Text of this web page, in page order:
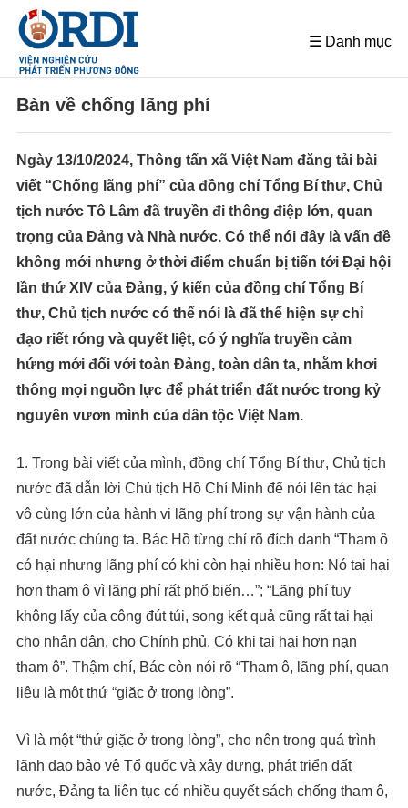
☰ Danh mục
Bàn về chống lãng phí
Ngày 13/10/2024, Thông tấn xã Việt Nam đăng tải bài
viết “Chống lãng phí” của đồng chí Tổng Bí thư, Chủ
tịch nước Tô Lâm đã truyền đi thông điệp lớn, quan
trọng của Đảng và Nhà nước. Có thể nói đây là vấn đề
không mới nhưng ở thời điểm chuẩn bị tiến tới Đại hội
lần thứ XIV của Đảng, ý kiến của đồng chí Tổng Bí
thư, Chủ tịch nước có thể nói là đã thể hiện sự chỉ
đạo riết róng và quyết liệt, có ý nghĩa truyền cảm
hứng mới đối với toàn Đảng, toàn dân ta, nhằm khơi
thông mọi nguồn lực để phát triển đất nước trong kỷ
nguyên vươn mình của dân tộc Việt Nam.
1. Trong bài viết của mình, đồng chí Tổng Bí thư, Chủ tịch
nước đã dẫn lời Chủ tịch Hồ Chí Minh để nói lên tác hại
vô cùng lớn của hành vi lãng phí trong sự vận hành của
đất nước chúng ta. Bác Hồ từng chỉ rõ đích danh “Tham ô
có hại nhưng lãng phí có khi còn hại nhiều hơn: Nó tai hại
hơn tham ô vì lãng phí rất phổ biến…”; “Lãng phí tuy
không lấy của công đút túi, song kết quả cũng rất tai hại
cho nhân dân, cho Chính phủ. Có khi tai hại hơn nạn
tham ô”. Thậm chí, Bác còn nói rõ “Tham ô, lãng phí, quan
liêu là một thứ “giặc ở trong lòng”.
Vì là một “thứ giặc ở trong lòng”, cho nên trong quá trình
lãnh đạo bảo vệ Tổ quốc và xây dựng, phát triển đất
nước, Đảng ta liên tục có nhiều quyết sách chống tham ô,